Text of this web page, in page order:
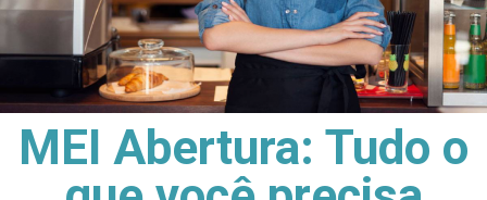
MEI Abertura: Tudo o